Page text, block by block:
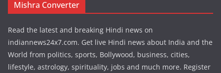
Mishra Converter
Read the latest and breaking Hindi news on
indiannews24x7.com. Get live Hindi news about India and the
World from politics, sports, Bollywood, business, cities,
lifestyle, astrology, spirituality, jobs and much more. Register